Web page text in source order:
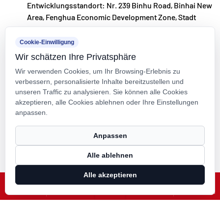
Polymerventilen, -rohren und -armaturen zu
werden.
Entwicklungsstandort: Nr. 239 Binhu Road, Binhai New
Area, Fenghua Economic Development Zone, Stadt
Ningbo, Provinz Zhejiang, Volksrepublik China
+86-18067123177
Urheberrecht © Kaixin Pipeline Technologies Co., Ltd. Alle Rechte
vorbehalten.
Smart Cloud
Nachrichten
Cookie-Einwilligung
Wir schätzen Ihre Privatsphäre
Wir verwenden Cookies, um Ihr Browsing-Erlebnis zu
verbessern, personalisierte Inhalte bereitzustellen und
unseren Traffic zu analysieren. Sie können alle Cookies
akzeptieren, alle Cookies ablehnen oder Ihre Einstellungen
anpassen.
Anpassen
Alle ablehnen
Alle akzeptieren